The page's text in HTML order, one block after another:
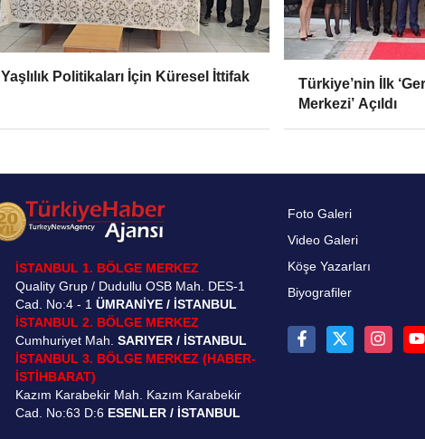
Yaşlılık Politikaları İçin Küresel İttifak
Türkiye’nin İlk
Merkezi’ Açıldı
İSTANBUL 1. BÖLGE MERKEZ
Quality Grup / Dudullu OSB Mah. DES-1
Cad. No:4 - 1 ÜMRANİYE / İSTANBUL
İSTANBUL 2. BÖLGE MERKEZ
Cumhuriyet Mah. SARIYER / İSTANBUL
İSTANBUL 3. BÖLGE MERKEZ (HABER-
İSTİHBARAT)
Kazım Karabekir Mah. Kazım Karabekir
Cad. No:63 D:6 ESENLER / İSTANBUL
Foto Galeri
Video Galeri
Köşe Yazarları
Biyografiler